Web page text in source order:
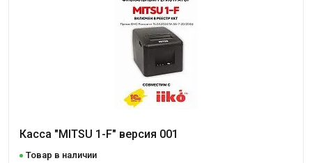
Касса "MITSU 1-F" версия 001
Товар в наличии